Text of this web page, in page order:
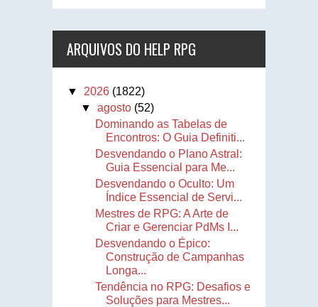
ARQUIVOS DO HELP RPG
▼ 2026 (1822)
▼agosto (52)
Dominando as Tabelas de
Encontros: O Guia Definiti...
Desvendando o Plano Astral:
Guia Essencial para Me...
Desvendando o Oculto: Um
Índice Essencial de Servi...
Mestres de RPG: A Arte de
Criar e Gerenciar PdMs I...
Desvendando o Épico:
Construção de Campanhas
Longa...
Tendência no RPG: Desafios e
Soluções para Mestres...